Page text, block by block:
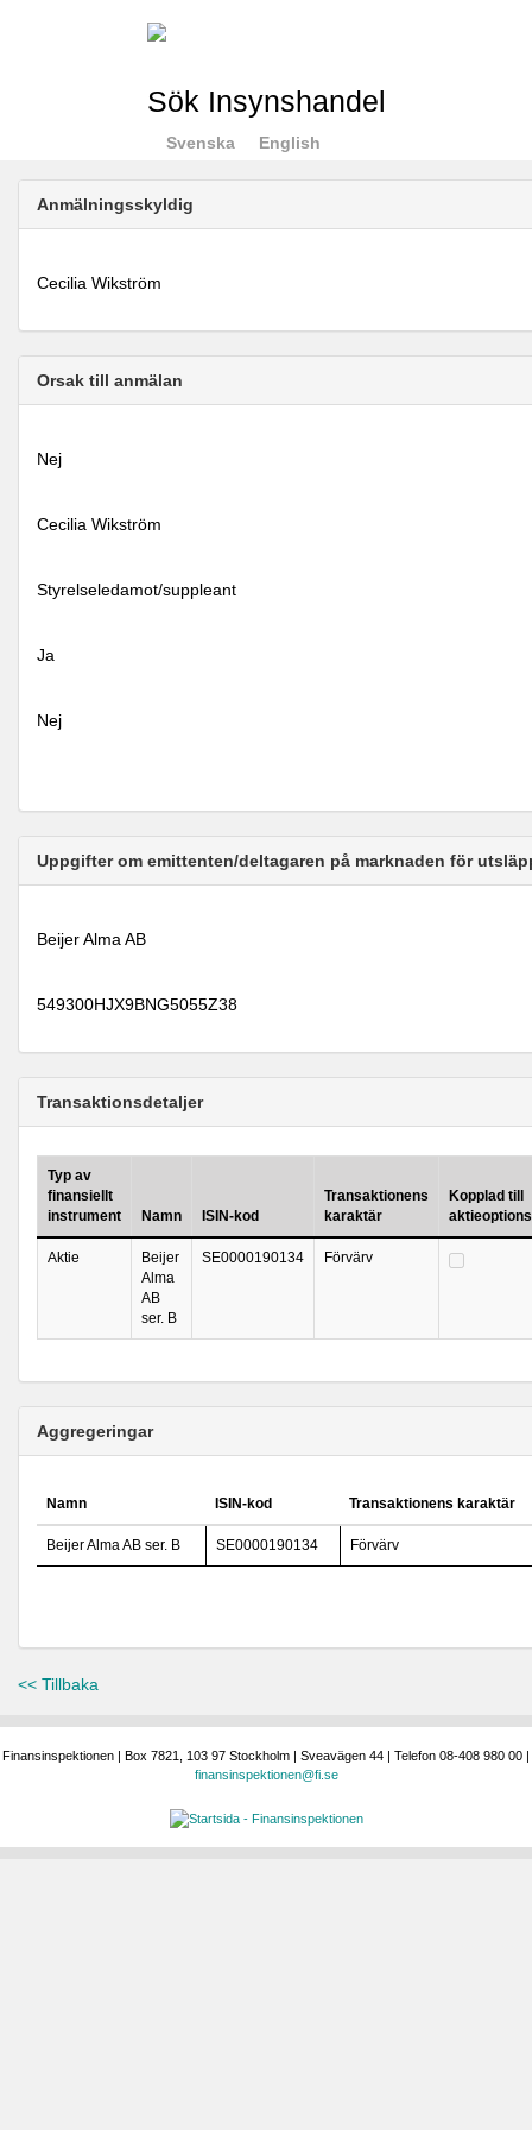
Sök Insynshandel
Svenska English
Anmälningsskyldig
Cecilia Wikström
Orsak till anmälan
Nej
Cecilia Wikström
Styrelseledamot/suppleant
Ja
Nej
Uppgifter om emittenten/deltagaren på marknaden för
Beijer Alma AB
549300HJX9BNG5055Z38
Transaktionsdetaljer
Typ av
finansiellt
instrument
Namn ISIN-kod
Transaktionens
karaktär
Kopplad till
Aktie
Beijer
Alma
AB
ser. B
SE0000190134 Förvärv
Aggregeringar
Namn ISIN-kod Transaktionens karaktär
Beijer Alma AB ser. B SE0000190134 Förvärv
<< Tillbaka
Finansinspektionen | Box 7821, 103 97 Stockholm | Sveavägen 44 | Telefon 08-408 980 00 |
finansinspektionen@fi.se